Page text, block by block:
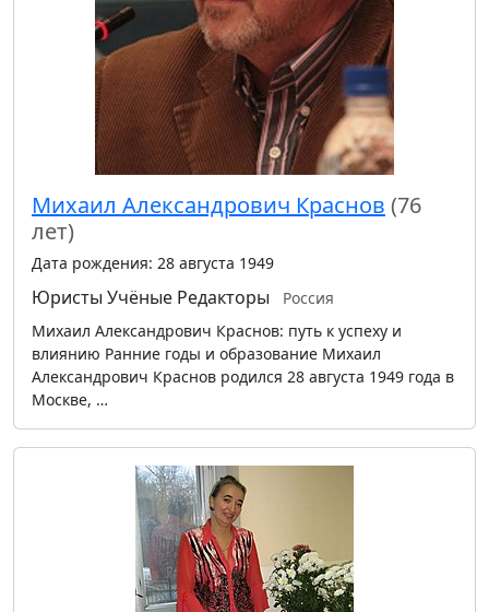
Михаил Александрович Краснов (76
лет)
Дата рождения: 28 августа 1949
Юристы Учёные Редакторы
Россия
Михаил Александрович Краснов: путь к успеху и
влиянию Ранние годы и образование Михаил
Александрович Краснов родился 28 августа 1949 года в
Москве, …